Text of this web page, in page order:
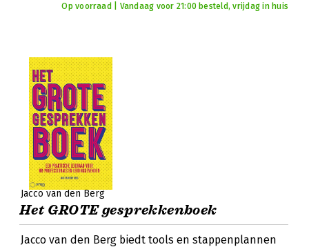
Op voorraad | Vandaag voor 21:00 besteld, vrijdag in huis
Jacco van den Berg
Het GROTE gesprekkenboek
Jacco van den Berg biedt tools en stappenplannen